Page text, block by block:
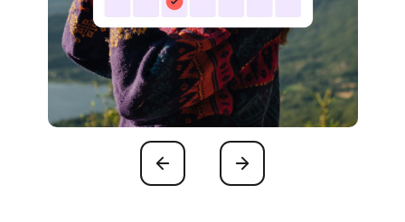
Föregående Nästa